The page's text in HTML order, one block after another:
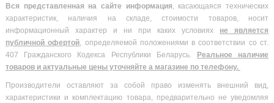
Вся представленная на сайте информация, касающаяся технических
характеристик, наличия на складе, стоимости товаров, носит
информационный характер и ни при каких условиях не является
публичной офертой, определяемой положениями в соответствии со ст.
407 Гражданского Кодекса Республики Беларусь.
Реальное наличие
товаров и актуальные цены уточняйте а магазине по телефону.
Производители оставляют за собой право изменять внешний вид,
характеристики и комплектацию товара, предварительно не уведомляя